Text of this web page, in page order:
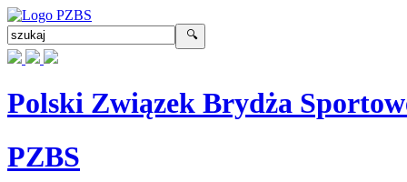
Polski Związek Brydża
PZBS